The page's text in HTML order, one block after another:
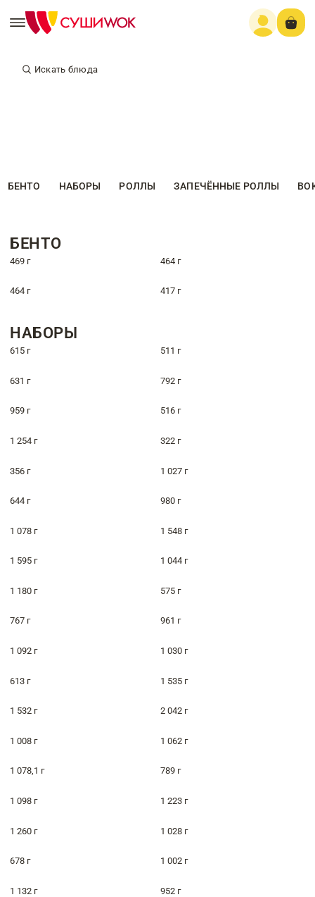
Искать блюда
БЕНТО НАБОРЫ РОЛЛЫ ЗАПЕЧЁННЫЕ РОЛЛЫ
БЕНТО
469 г 464 г
464 г 417 г
НАБОРЫ
615 г 511 г
631 г 792 г
959 г 516 г
1 254 г 322 г
356 г 1 027 г
644 г 980 г
1 078 г 1 548 г
1 595 г 1 044 г
1 180 г 575 г
767 г 961 г
1 092 г 1 030 г
613 г 1 535 г
1 532 г 2 042 г
1 008 г 1 062 г
1 078,1 г 789 г
1 098 г 1 223 г
1 260 г 1 028 г
678 г 1 002 г
1 132 г 952 г